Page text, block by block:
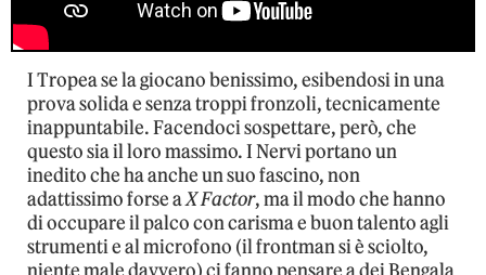
I Tropea se la giocano benissimo, esibendosi in una
prova solida e senza troppi fronzoli, tecnicamente
inappuntabile. Facendoci sospettare, però, che
questo sia il loro massimo. I Nervi portano un
inedito che ha anche un suo fascino, non
adattissimo forse aX Factor, ma il modo che hanno
di occupare il palco con carisma e buon talento agli
strumenti e al microfono (il frontman si è sciolto,